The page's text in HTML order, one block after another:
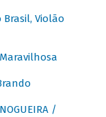
Brasil, Violão
/